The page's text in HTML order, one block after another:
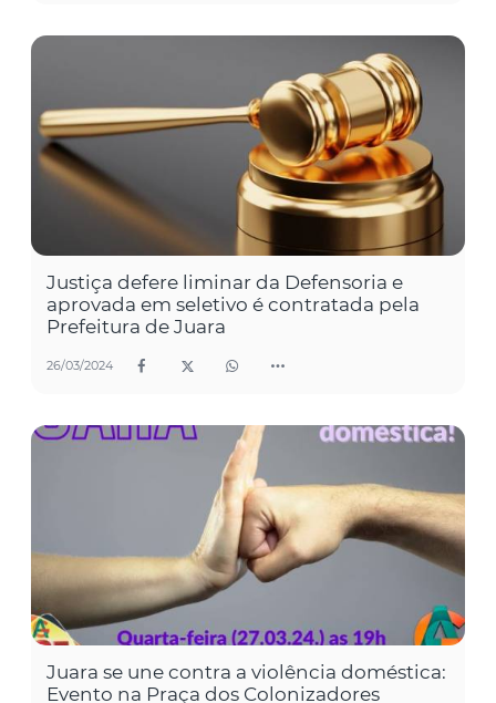
Justiça defere liminar da Defensoria e
aprovada em seletivo é contratada pela
Prefeitura de Juara
26/03/2024
Juara se une contra a violência doméstica:
Evento na Praça dos Colonizadores